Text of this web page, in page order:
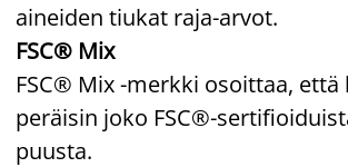
aineiden tiukat raja-arvot.
FSC® Mix
FSC® Mix -merkki osoittaa,
peräisin joko FSC®-
puusta.